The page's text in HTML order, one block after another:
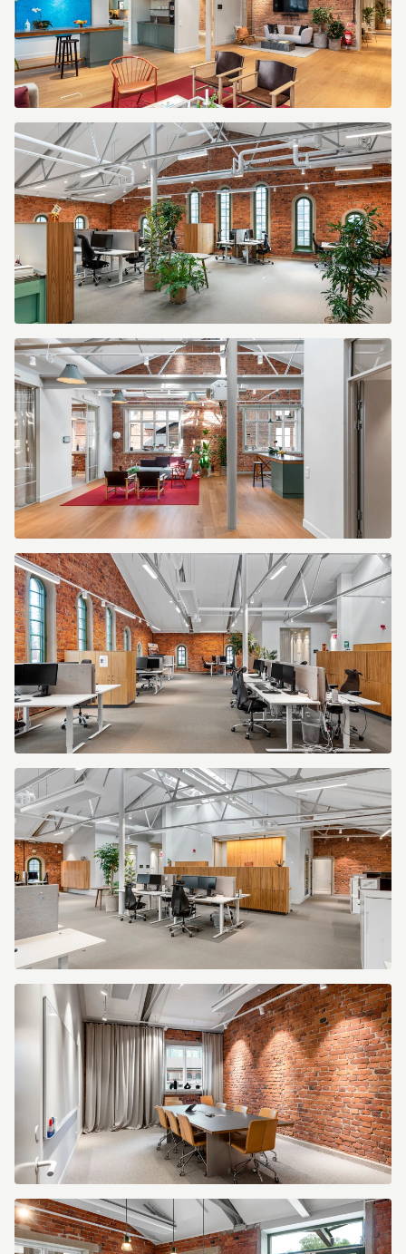
65cec573-
2992-
4b92-
bf17-
03c522c40729.jpg
7579ede6-
2ced-
4b49-
94a6-
8fdd06d043a4.jpg
6ab54ccb-
2aaf-
4634-
90fe-
af35aeeabbbc.jpg
0fe43954-
9e85-
43c0-
ba70-
1179e96d207c.jpg
1babfce8-
4743-
b4a294b10774.jpg
a741883d-
654c-
4411-